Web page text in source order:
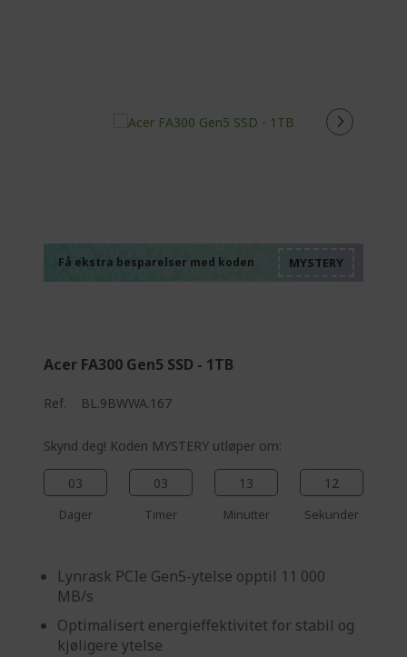
Få ekstra besparelser med koden
Acer FA300 Gen5 SSD - 1TB
Ref. BL.9BWWA.167
Skynd deg! Koden MYSTERY utløper om:
03
Dager
03
Timer
13
Minutter
11
Sekunder
Lynrask PCIe Gen5-ytelse opptil 11 000
MB/s
Optimalisert energieffektivitet for stabil og
kjøligere ytelse